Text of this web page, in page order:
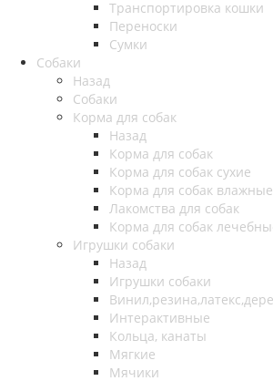
Транспортировка кошки
Переноски
Сумки
Собаки
Назад
Собаки
Корма для собак
Назад
Корма для собак
Корма для собак сухие
Корма для собак влажные
Лакомства для собак
Корма для собак
Игрушки собаки
Назад
Игрушки собаки
Интерактивные
Кольца, канаты
Мягкие
Мячики